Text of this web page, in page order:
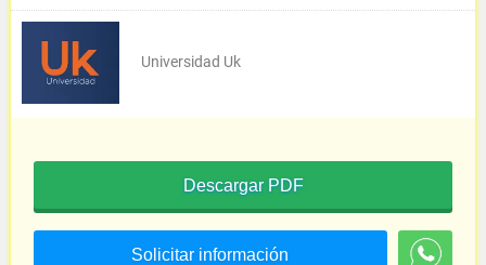
Universidad Uk
Descargar PDF
Solicitar información